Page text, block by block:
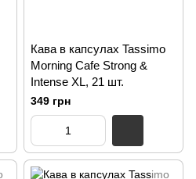
Кава в капсулах Tassimo
Morning Cafe Strong &
Intense XL, 21 шт.
349 грн